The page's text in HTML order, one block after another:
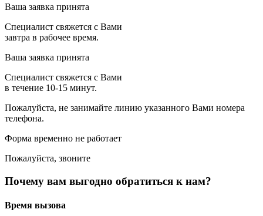
Ваша заявка принята
Специалист свяжется с Вами
завтра в рабочее время.
Ваша заявка принята
Специалист свяжется с Вами
в течение 10-15 минут.
Пожалуйста, не занимайте линию указанного Вами номера
телефона.
Форма временно не работает
Пожалуйста, звоните
Почему вам выгодно обратиться к нам?
Время вызова